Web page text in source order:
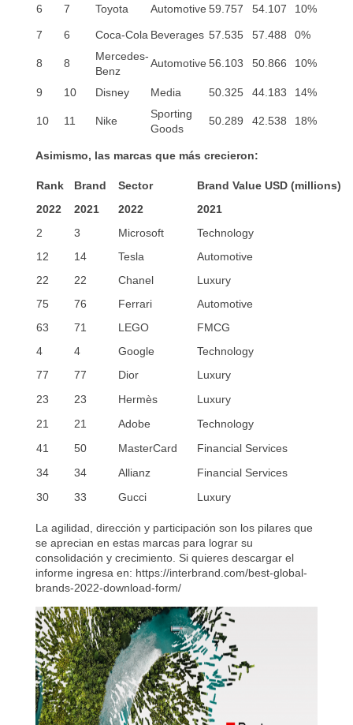
6 7 Toyota Automotive 59.757 54.107 10%
7 6 Coca-Cola Beverages 57.535 57.488 0%
8 8
Mercedes-
Benz
Automotive 56.103 50.866 10%
9 10 Disney Media 50.325 44.183 14%
10 11 Nike
Sporting
Goods
50.289 42.538 18%
Asimismo, las marcas que más crecieron:
Rank Brand Sector
Brand Value USD (millions)
2022
2021 2022
2021
2
3 Microsoft
Technology
12
14 Tesla
Automotive
22
22 Chanel
Luxury
75
76 Ferrari
Automotive
63
71 LEGO
FMCG
4
4 Google
Technology
77
77 Dior
Luxury
23
23 Hermès
Luxury
21
21 Adobe
Technology
41
50 MasterCard
Financial Services
34
34 Allianz
Financial Services
30
33 Gucci Luxury
La agilidad, dirección y participación son los pilares que
se aprecian en estas marcas para lograr su
consolidación y crecimiento. Si quieres descargar el
informe ingresa en: https://interbrand.com/best-global-
brands-2022-download-form/